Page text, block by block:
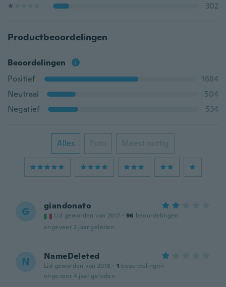
302
Productbeoordelingen
Beoordelingen
Positief
1684
Neutraal
504
Negatief
534
Alles Foto Meest nuttig
G giandonato
Lid geworden van 2017 · 96 beoordelingen
ongeveer 2 jaar geleden
N NameDeleted
Lid geworden van 2018 · 1 beoordelingen
ongeveer 4 jaar geleden